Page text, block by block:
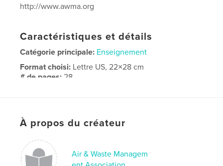
http://www.awma.org
Caractéristiques et détails
Catégorie principale: Enseignement
Format choisi: Lettre US, 22×28 cm
# de pages: 28
À propos du créateur
Air & Waste Managem